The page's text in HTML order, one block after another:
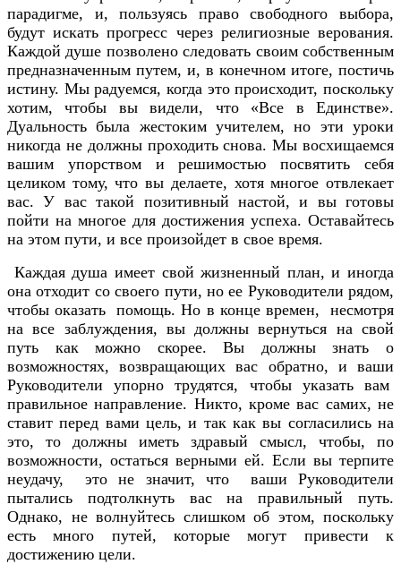
парадигме, и, пользуясь право свободного выбора,
будут искать прогресс через религиозные верования.
Каждой душе позволено следовать своим собственным
предназначенным путем, и, в конечном итоге, постичь
истину. Мы радуемся, когда это происходит, поскольку
хотим, чтобы вы видели, что «Все в Единстве».
Дуальность была жестоким учителем, но эти уроки
никогда не должны проходить снова. Мы восхищаемся
вашим упорством и решимостью посвятить себя
целиком тому, что вы делаете, хотя многое отвлекает
вас. У вас такой позитивный настой, и вы готовы
пойти на многое для достижения успеха. Оставайтесь
на этом пути, и все произойдет в свое время.
Каждая душа имеет свой жизненный план, и иногда
она отходит со своего пути, но ее Руководители рядом,
чтобы оказать помощь. Но в конце времен, несмотря
на все заблуждения, вы должны вернуться на свой
путь как можно скорее. Вы должны знать о
возможностях, возвращающих вас обратно, и ваши
Руководители упорно трудятся, чтобы указать вам
правильное направление. Никто, кроме вас самих, не
ставит перед вами цель, и так как вы согласились на
это, то должны иметь здравый смысл, чтобы, по
возможности, остаться верными ей. Если вы терпите
неудачу, это не значит, что ваши Руководители
пытались подтолкнуть вас на правильный путь.
Однако, не волнуйтесь слишком об этом, поскольку
есть много путей, которые могут привести к
достижению цели.